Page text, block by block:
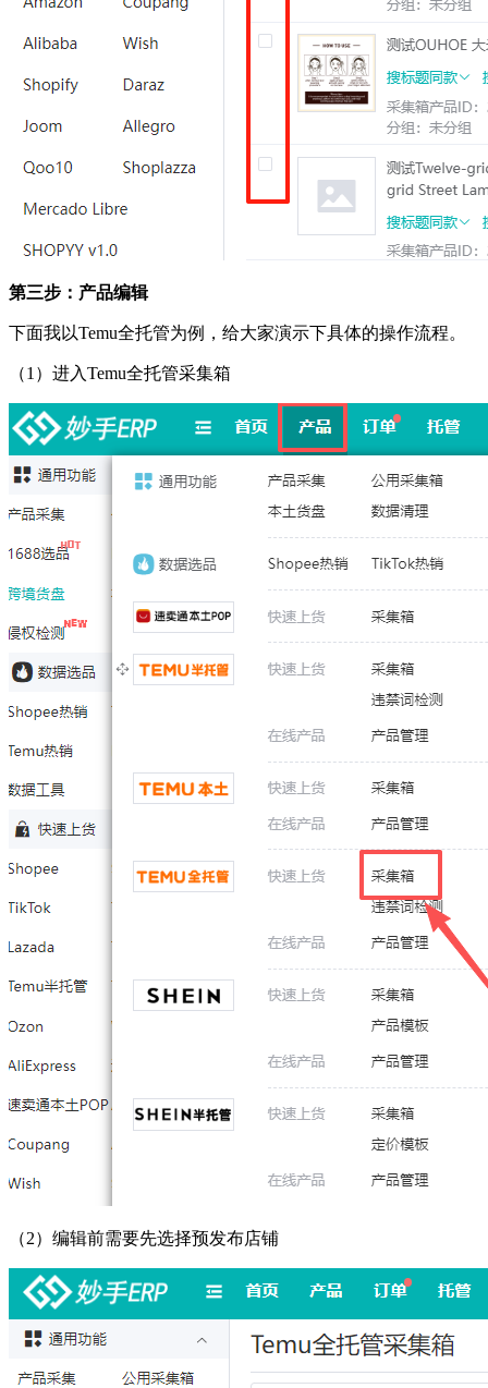
第三步：产品编辑
下面我以Temu全托管为例，给大家演示下具体的操作流程。
（1）进入Temu全托管采集箱
（2）编辑前需要先选择预发布店铺